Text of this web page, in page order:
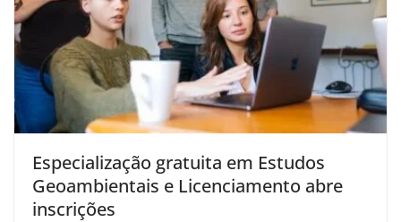
Especialização gratuita em Estudos
Geoambientais e Licenciamento abre
inscrições